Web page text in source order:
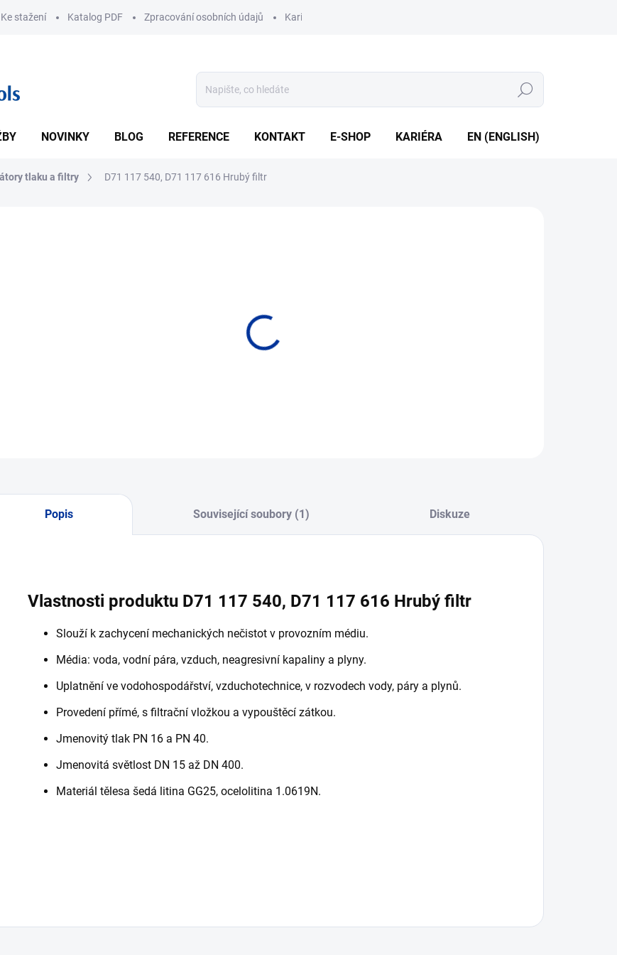
Ke stažení Katalog PDF Zpracování osobních údajů Kariéra
Hledat
NOVINKY BLOG REFERENCE KONTAKT E-SHOP KARIÉRA EN (ENGLISH)
tlaku a filtry D71 117 540, D71 117 616 Hrubý filtr
Popis Související soubory (1) Diskuze
Vlastnosti produktu D71 117 540, D71 117 616 Hrubý filtr
Slouží k zachycení mechanických nečistot v provozním médiu.
Média: voda, vodní pára, vzduch, neagresivní kapaliny a plyny.
Uplatnění ve vodohospodářství, vzduchotechnice, v rozvodech vody, páry a plynů.
Provedení přímé, s filtrační vložkou a vypouštěcí zátkou.
Jmenovitý tlak PN 16 a PN 40.
Jmenovitá světlost DN 15 až DN 400.
Materiál tělesa šedá litina GG25, ocelolitina 1.0619N.